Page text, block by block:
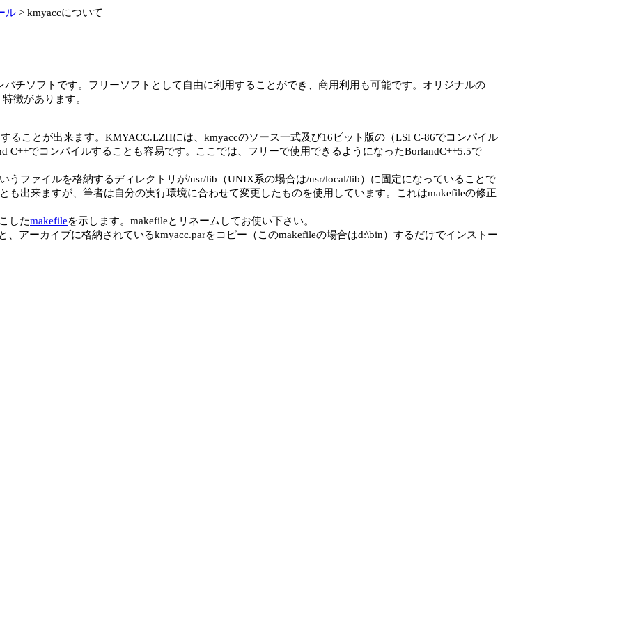
ル > kmyaccについて
チソフトです。フリーソフトとして自由に利用することができ、商用利用も可能です。オリジナルの
徴があります。
ることが出来ます。KMYACC.LZHには、kmyaccのソース一式及び16ビット版の（LSI C-86でコンパイル
C++でコンパイルすることも容易です。ここでは、フリーで使用できるようになったBorlandC++5.5で
うファイルを格納するディレクトリが/usr/lib（UNIX系の場合は/usr/local/lib）に固定になっていることで
も出来ますが、筆者は自分の実行環境に合わせて変更したものを使用しています。これはmakefileの修正
したmakefileを示します。makefileとリネームしてお使い下さい。
アーカイブに格納されているkmyacc.parをコピー（このmakefileの場合はd:\bin）するだけでインストー